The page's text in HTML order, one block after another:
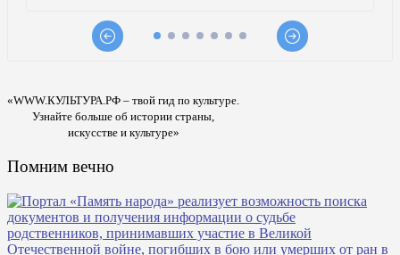
«WWW.КУЛЬТУРА.РФ – твой гид по культуре.
Узнайте больше об истории страны,
искусстве и культуре»
Помним вечно